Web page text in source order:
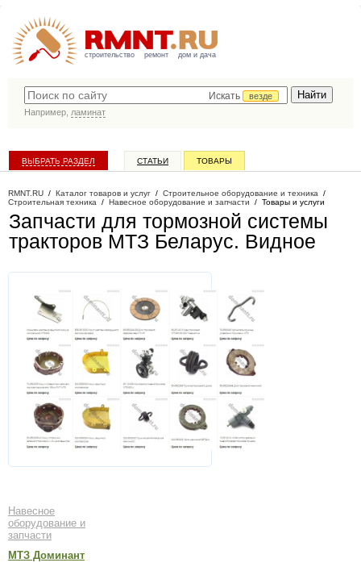
строительство ремонт дом и дача
Искать
везде
Например, ламинат
ВЫБРАТЬ РАЗДЕЛ СТАТЬИ ТОВАРЫ
RMNT.RU / Каталог товаров и услуг / Строительное оборудование и техника /
Строительная техника / Навесное оборудование и запчасти / Товары и услуги
Запчасти для тормозной системы
тракторов МТЗ Беларус. Видное
Навесное
оборудование и
запчасти
МТЗ Доминант